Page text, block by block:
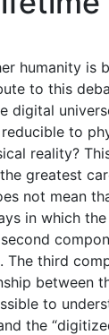
humanity is
to this
digital
to
reality?
greatest
not mean
in which
third
between
to
the